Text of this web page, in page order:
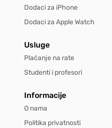
Dodaci za iPhone
Dodaci za Apple Watch
Usluge
Plaćanje na rate
Studenti i profesori
Informacije
O nama
Politika privatnosti